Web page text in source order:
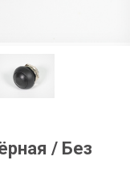
/ Без